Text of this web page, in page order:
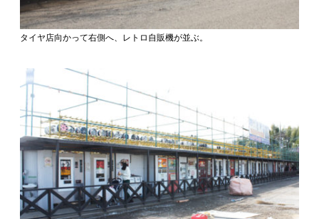
タイヤ店向かって右側へ、レトロ自販機が並ぶ。